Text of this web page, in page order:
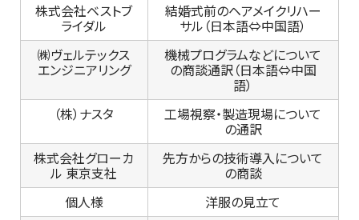
株式会社ベストブ
ライダル
結婚式前のヘアメイクリハー
サル（日本語⇔中国語）
㈱ヴェルテックス
エンジニアリング
機械プログラムなどについて
の商談通訳（日本語⇔中国
語）
（株）ナスタ
工場視察・製造現場について
の通訳
株式会社グローカ
ル 東京支社
先方からの技術導入について
の商談
個人様
洋服の見立て